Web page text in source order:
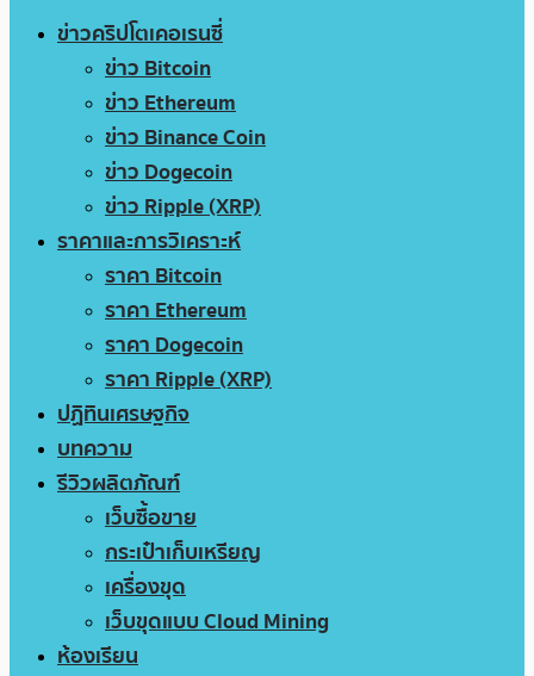
ข่าวคริปโตเคอเรนซี่
ข่าว Bitcoin
ข่าว Ethereum
ข่าว Binance Coin
ข่าว Dogecoin
ข่าว Ripple (XRP)
ราคาและการวิเคราะห์
ราคา Bitcoin
ราคา Ethereum
ราคา Dogecoin
ราคา Ripple (XRP)
ปฏิทินเศรษฐกิจ
บทความ
รีวิวผลิตภัณฑ์
เว็บซื้อขาย
กระเป๋าเก็บเหรียญ
เครื่องขุด
เว็บขุดแบบ Cloud Mining
ห้องเรียน